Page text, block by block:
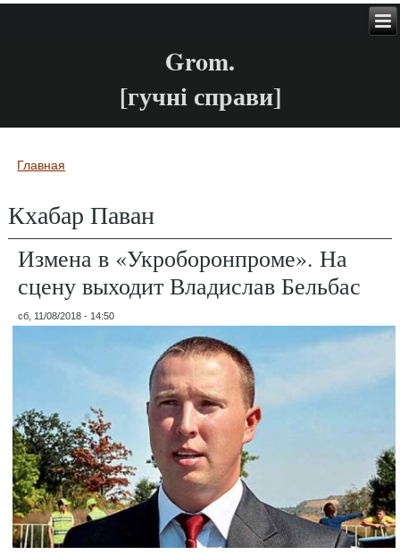
Grom.
[гучні справи]
Вы здесь
Главная
Кхабар Паван
Измена в «Укроборонпроме». На
сцену выходит Владислав Бельбас
сб, 11/08/2018 - 14:50